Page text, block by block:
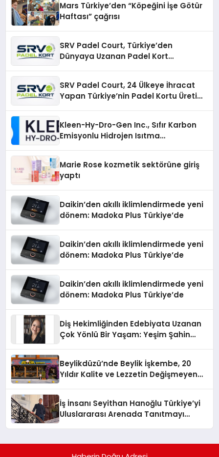
Mars Türkiye’den “Köpeğini İşe Götür
Haftası” çağrısı
SRV Padel Court, Türkiye’den
Dünyaya Uzanan Padel Kort
SRV Padel Court, 24 Ülkeye İhracat
Yapan Türkiye’nin Padel Kortu Üretim
Kleen-Hy-Dro-Gen Inc., Sıfır Karbon
Emisyonlu Hidrojen Isıtma
Marie Rose kozmetik sektörüne giriş
yaptı
Daikin’den akıllı iklimlendirmede yeni
dönem: Madoka Plus Türkiye’de
Daikin’den akıllı iklimlendirmede yeni
dönem: Madoka Plus Türkiye’de
Daikin’den akıllı iklimlendirmede yeni
dönem: Madoka Plus Türkiye’de
Diş Hekimliğinden Edebiyata Uzanan
Çok Yönlü Bir Yaşam: Yeşim Şahin
Beylikdüzü’nde Beylik İşkembe, 20
Yıldır Kalite ve Lezzetin Değişmeyen
İş İnsanı Seyithan Hanoğlu Türkiye’yi
Uluslararası Arenada Tanıtmayı